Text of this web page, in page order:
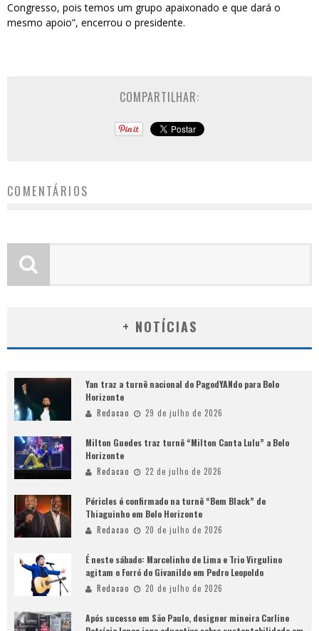
Congresso, pois temos um grupo apaixonado e que dará o
mesmo apoio”, encerrou o presidente.
COMPARTILHAR:
COMENTÁRIOS
+ NOTÍCIAS
Yan traz a turnê nacional do PagodYANdo para Belo
Horizonte
Redacao 29 de julho de 2026
Milton Guedes traz turnê “Milton Canta Lulu” a Belo
Horizonte
Redacao 22 de julho de 2026
Péricles é confirmado na turnê “Bem Black” de
Thiaguinho em Belo Horizonte
Redacao 20 de julho de 2026
É neste sábado: Marcelinho de Lima e Trio Virgulino
agitam o Forró do Givanildo em Pedro Leopoldo
Redacao 20 de julho de 2026
Após sucesso em São Paulo, designer mineira Carline